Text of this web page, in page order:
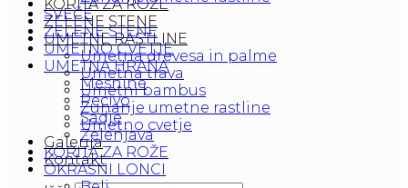
KORITA ZA ROŽE
ZELENE STENE
UMETNE RASTLINE
Umetna drevesa in palme
Umetna trava
Umetni bambus
Zunanje umetne rastline
Umetno cvetje
Galerija
Kontakt
SVEČE
ZELENE STENE
UMETNO CVETJE
UMETNA HRANA
Mesnine
Pecivo
Sadje
Zelenjava
KORITA ZA ROŽE
OKRASNI LONCI